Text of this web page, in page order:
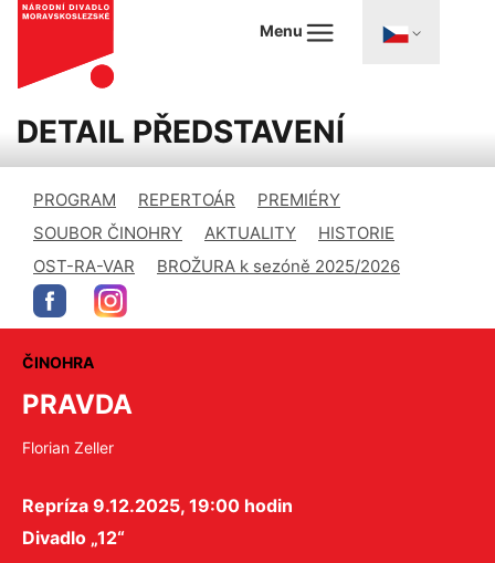
Menu
DETAIL PŘEDSTAVENÍ
PROGRAM REPERTOÁR
PREMIÉRY
SOUBOR ČINOHRY
AKTUALITY
HISTORIE
OST-RA-VAR
BROŽURA k sezóně 2025/2026
ČINOHRA
PRAVDA
Florian Zeller
Repríza 9.12.2025, 19:00 hodin
Divadlo „12“